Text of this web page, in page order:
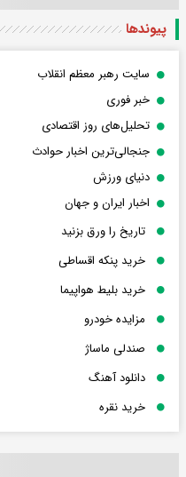
پیوندها
سایت رهبر معظم انقلاب
خبر فوری
تحلیل‌های روز اقتصادی
جنجالی‌ترین اخبار حوادث
دنیای ورزش
اخبار ایران و جهان
تاریخ را ورق بزنید
خرید پنکه اقساطی
خرید بلیط هواپیما
مزایده خودرو
صندلی ماساژ
دانلود آهنگ
خرید نقره